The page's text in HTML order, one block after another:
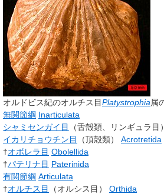
オルドビス紀のオルチス目Platystrophia属
無関節綱 Inarticulata
シャミセンガイ目
（舌殻類、リンギュラ目
イカリチョウチン目
（頂殻類） Acrotretida
†オボレラ目 Obolellida
†パテリナ目 Paterinida
有関節綱 Articulata
†オルチス目 （オルシス目） Orthida